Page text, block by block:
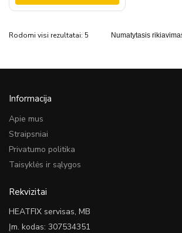
Rodomi visi rezultatai: 5
Informacija
Apie mus
Straipsniai
Privatumo politika
Taisyklės ir sąlygos
Rekvizitai
HEATFIX servisas, MB
Įm. kodas: 307534351